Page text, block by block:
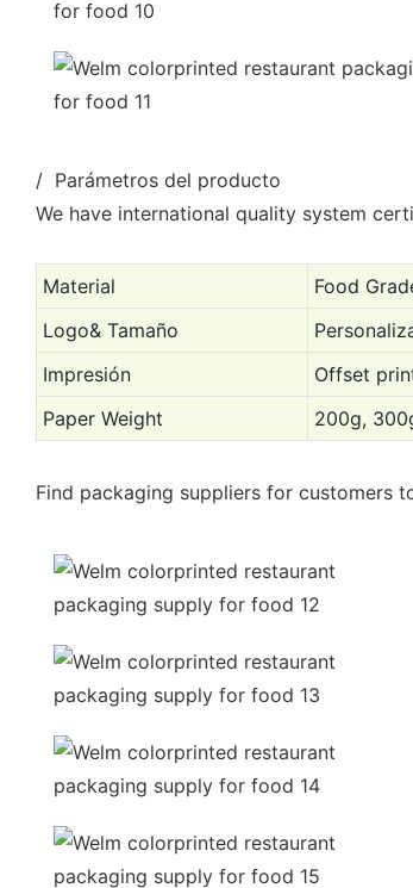
/ Parámetros del producto
We have international quality system
Material
Food
Logo& Tamaño
Impresión
Offset
Paper Weight
200g,
Find packaging suppliers for customers